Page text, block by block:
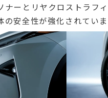
ーとリヤクロストラフ
安全性が強化されていま